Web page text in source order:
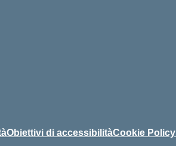
Obiettivi di accessibilitàCookie Policy